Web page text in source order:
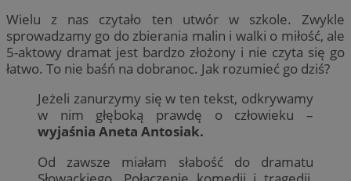
Wielu z nas czytało ten utwór w szkole. Zwykle
sprowadzamy go do zbierania malin i walki o miłość, ale
5-aktowy dramat jest bardzo złożony i nie czyta się go
łatwo. To nie baśń na dobranoc. Jak rozumieć go dziś?
Jeżeli zanurzymy się w ten tekst, odkrywamy
w nim głęboką prawdę o człowieku –
wyjaśnia Aneta Antosiak.
Od zawsze miałam słabość do dramatu